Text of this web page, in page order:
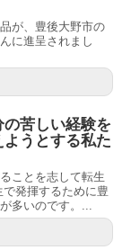
が、豊後大野市の
に進呈されまし
苦しい経験を
うとする私た
ことを志して転生
発揮するために豊
多いのです。...